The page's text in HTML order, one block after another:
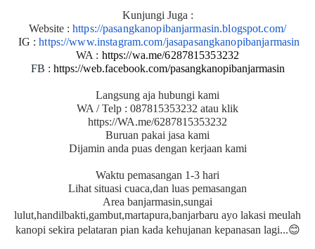
Kunjungi Juga :
Website : https://pasangkanopibanjarmasin.blogspot.com/
IG :https://www.instagram.com/jasapasangkanopibanjarmasin
WA : https://wa.me/6287815353232
FB : https://web.facebook.com/pasangkanopibanjarmasin
Langsung aja hubungi kami
WA / Telp : 087815353232 atau klik
https://WA.me/6287815353232
Buruan pakai jasa kami
Dijamin anda puas dengan kerjaan kami
Waktu pemasangan 1-3 hari
Lihat situasi cuaca,dan luas pemasangan
Area banjarmasin,sungai
lulut,handilbakti,gambut,martapura,banjarbaru ayo lakasi meulah
kanopi sekira pelataran pian kada kehujanan kepanasan lagi...😊